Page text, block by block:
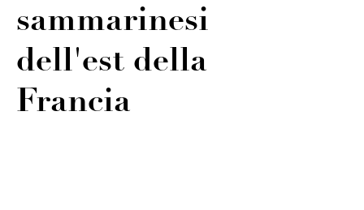
sammarinesi
dell'est della
Francia